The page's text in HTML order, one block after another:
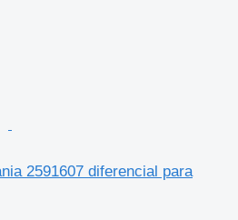
2591607 diferencial para